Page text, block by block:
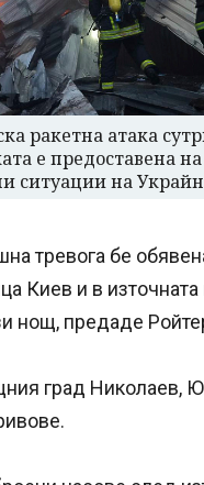
ракетна атака
е предоставена
ситуации на
тревога бе
Киев и в
нощ, предаде
град Николаев,